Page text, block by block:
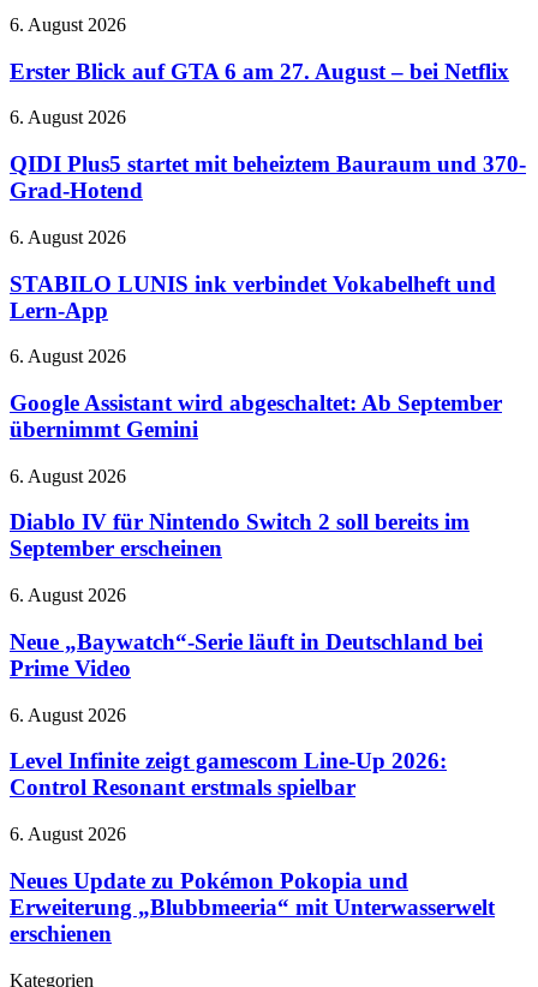
Gaming
der
QuakeCon
Audio
verbessertes
Erster
auf
GTA
6
27.
August
–
Netflix
6. August 2026
Erster Blick auf GTA 6 am 27. August – bei Netflix
QIDI
startet
mit
beheiztem
und
Grad-
Hotend
6. August 2026
QIDI Plus5 startet mit beheiztem Bauraum und 370-
Grad-Hotend
STABILO
ink
verbindet
Vokabelheft
Lern-
6. August 2026
STABILO LUNIS ink verbindet Vokabelheft und
Lern-App
Google
wird
abgeschaltet:
Ab
übernimmt
6. August 2026
Google Assistant wird abgeschaltet: Ab September
übernimmt Gemini
Diablo
für
Nintendo
Switch
soll
im
September
6. August 2026
Diablo IV für Nintendo Switch 2 soll bereits im
September erscheinen
Neue
Serie
läuft
in
bei
Video
6. August 2026
Neue „Baywatch“-Serie läuft in Deutschland bei
Prime Video
Level
zeigt
gamescom
Line-
2026:
Resonant
erstmals
spielbar
6. August 2026
Level Infinite zeigt gamescom Line-Up 2026:
Control Resonant erstmals spielbar
Neues
zu
Pokémon
Pokopia
und
6. August 2026
Neues Update zu Pokémon Pokopia und
Erweiterung „Blubbmeeria“ mit Unterwasserwelt
erschienen
Kategorien